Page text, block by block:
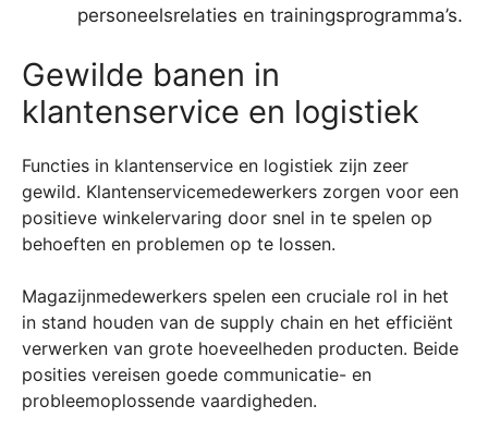
personeelsrelaties en trainingsprogramma’s.
Gewilde banen in
klantenservice en logistiek
Functies in klantenservice en logistiek zijn zeer
gewild. Klantenservicemedewerkers zorgen voor een
positieve winkelervaring door snel in te spelen op
behoeften en problemen op te lossen.
Magazijnmedewerkers spelen een cruciale rol in het
in stand houden van de supply chain en het efficiënt
verwerken van grote hoeveelheden producten. Beide
posities vereisen goede communicatie- en
probleemoplossende vaardigheden.